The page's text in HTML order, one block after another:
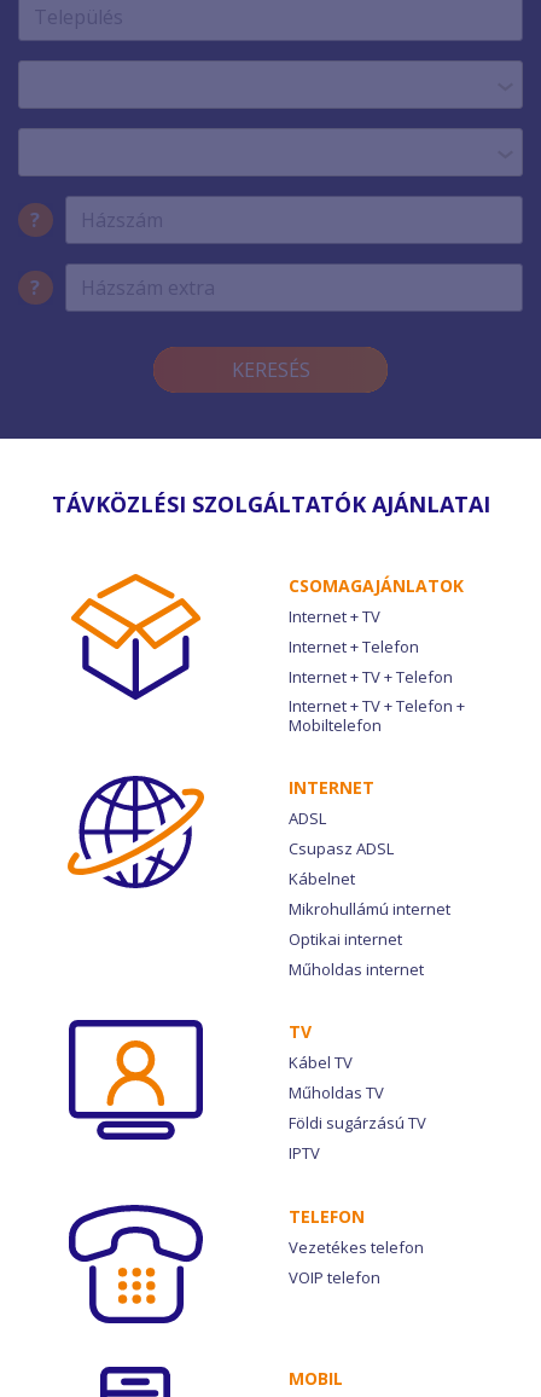
?
?
KERESÉS
TÁVKÖZLÉSI SZOLGÁLTATÓK AJÁNLATAI
CSOMAG­AJÁNLATOK
Internet + TV
Internet + Telefon
Internet + TV + Telefon
Internet + TV + Telefon +
Mobiltelefon
INTERNET
ADSL
Csupasz ADSL
Kábelnet
Mikrohullámú internet
Optikai internet
Műholdas internet
TV
Kábel TV
Műholdas TV
Földi sugárzású TV
IPTV
TELEFON
Vezetékes telefon
VOIP telefon
MOBIL